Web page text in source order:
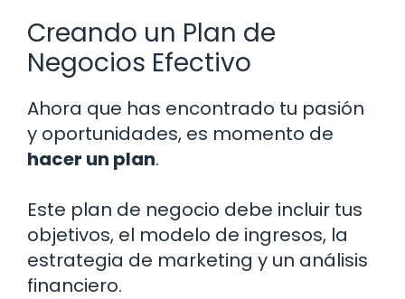
Creando un Plan de
Negocios Efectivo
Ahora que has encontrado tu pasión
y oportunidades, es momento de
hacer un plan.
Este plan de negocio debe incluir tus
objetivos, el modelo de ingresos, la
estrategia de marketing y un análisis
financiero.